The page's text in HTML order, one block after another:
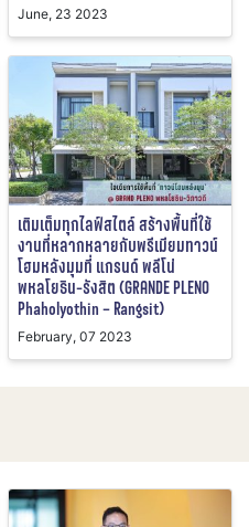
June, 23 2023
เติมเต็มทุกไลฟ์สไตล์ สร้างพื้นที่ใช้
งานที่หลากหลายกับพรีเมียมทาวน์
โฮมหลังมุมที่ แกรนด์ พลีโน่
พหลโยธิน-รังสิต (GRANDE PLENO
Phaholyothin – Rangsit)
February, 07 2023